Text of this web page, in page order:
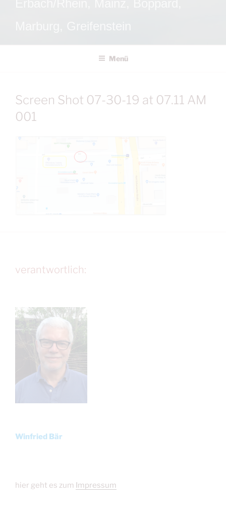
Menü
Screen Shot 07-30-19 at 07.11 AM
001
verantwortlich:
Winfried Bär
hier geht es zum Impressum